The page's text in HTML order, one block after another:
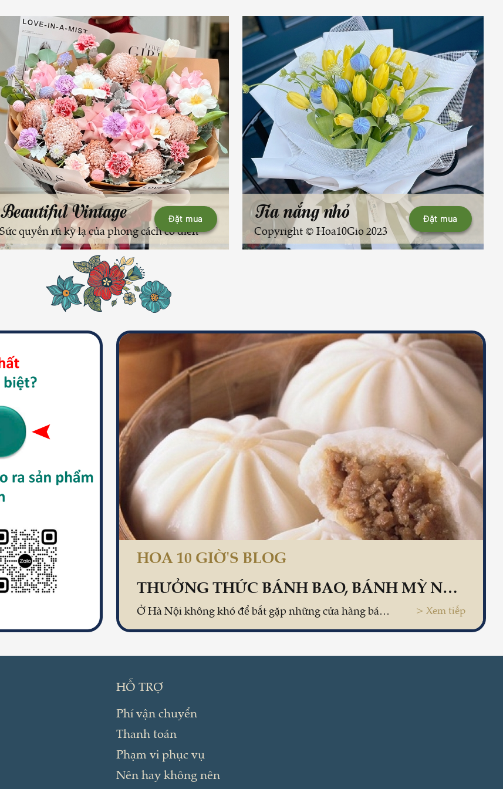
Beautiful Vintage Đặt mua
Sức quyến rũ kỳ lạ của phong cách cổ điển
Tia nắng nhỏ
Copyright © Hoa10Gio 2023
HOA 10 GIỜ'S BLOG
Ở Hà Nội không khó để bắt gặp những cửa hàng bánh bao hay bánh mỳ ngon, nhưng để tìm được một cửa hàng làm được cả hai món bánh ngon này thì lại là điều không phải dễ. > Xem tiếp
Phí vận chuyển
Thanh toán
Phạm vi phục vụ
Nên hay không nên